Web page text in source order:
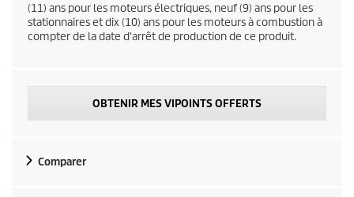
o
t
(11) ans pour les moteurs électriques, neuf (9) ans pour les
stationnaires et dix (10) ans pour les moteurs à combustion à
compter de la date d'arrêt de production de ce produit.
OBTENIR MES VIPOINTS OFFERTS
Comparer